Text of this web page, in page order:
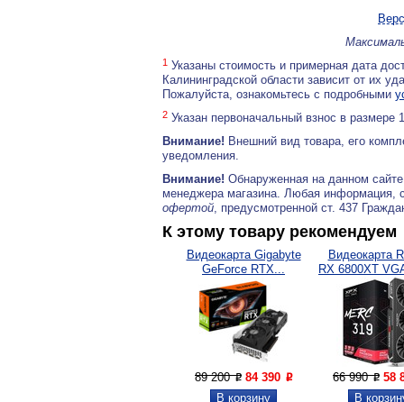
1 Указаны стоимость и примерная дата
Калининградской области зависит от их
Пожалуйста, ознакомьтесь с подробными
2 Указан первоначальный взнос в
Внимание! Внешний вид товара, его
уведомления.
Внимание! Обнаруженная на данном
менеджера магазина. Любая информация,
офертой, предусмотренной ст. 437
К этому товару рекомендуем
Видеокарта Gigabyte
GeForce RTX...
89 200P 84 390 P
Видеокарта
RX 6800XT
66 990P 58